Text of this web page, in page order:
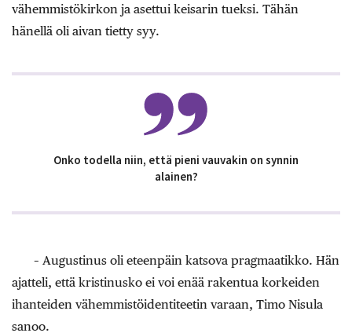
vähemmistökirkon ja asettui keisarin tueksi. Tähän
hänellä oli aivan tietty syy.
Onko todella niin, että pieni vauvakin on synnin
alainen?
– Augustinus oli eteenpäin katsova pragmaatikko. Hän
ajatteli, että kristinusko ei voi enää rakentua korkeiden
ihanteiden vähemmistöidentiteetin varaan, Timo Nisula
sanoo.